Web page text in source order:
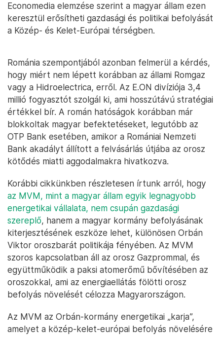
Economedia elemzése szerint a magyar állam ezen
keresztül erősítheti gazdasági és politikai befolyását
a Közép- és Kelet-Európai térségben.
Románia szempontjából azonban felmerül a kérdés,
hogy miért nem lépett korábban az állami Romgaz
vagy a Hidroelectrica, erről. Az E.ON divíziója 3,4
millió fogyasztót szolgál ki, ami hosszútávú stratégiai
értékkel bír. A román hatóságok korábban már
blokkoltak magyar befektetéseket, legutóbb az
OTP Bank esetében, amikor a Romániai Nemzeti
Bank akadályt állított a felvásárlás útjába az orosz
kötődés miatti aggodalmakra hivatkozva.
Korábbi cikkünkben részletesen írtunk arról, hogy
az MVM, mint a magyar állam egyik legnagyobb
energetikai vállalata, nem csupán gazdasági
szereplő, hanem a magyar kormány befolyásának
kiterjesztésének eszköze lehet, különösen Orbán
Viktor oroszbarát politikája fényében. Az MVM
szoros kapcsolatban áll az orosz Gazprommal, és
együttműködik a paksi atomerőmű bővítésében az
oroszokkal, ami az energiaellátás fölötti orosz
befolyás növelését célozza Magyarországon.
Az MVM az Orbán-kormány energetikai „karja”,
amelyet a közép-kelet-európai befolyás növelésére